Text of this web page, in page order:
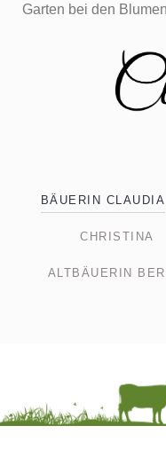
Garten bei den
BÄUERIN CLAUDIA
CHRISTINA
ALTBÄUERIN